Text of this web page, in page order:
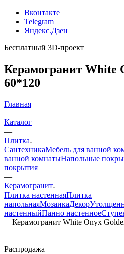
Вконтакте
Telegram
Яндекс.Дзен
Бесплатный 3D-проект
Керамогранит White
60*120
Главная
—
Каталог
—
Плитка
СантехникаМебель для ванной
ванной комнатыНапольные
покрытия
—
Керамогранит
Плитка настеннаяПлитка
напольнаяМозаикаДекор
настенныйПанно настенное
—Керамогранит White Onyx
Распродажа